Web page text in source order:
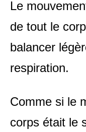
Le
de tout le
balancer
respiration.
Comme si le
corps était le